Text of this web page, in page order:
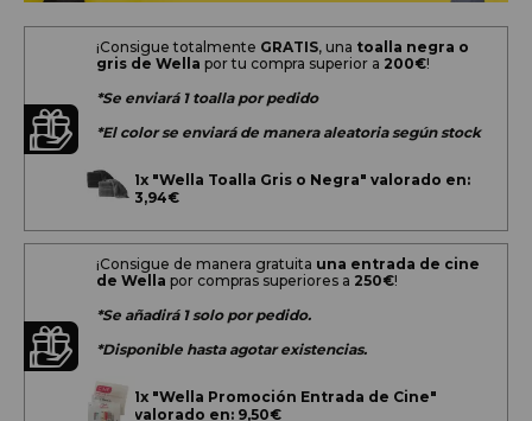
¡Consigue totalmente GRATIS, una toalla negra o
gris de Wella por tu compra superior a 200€!
*Se enviará 1 toalla por pedido
*El color se enviará de manera aleatoria según stock
1x "Wella Toalla Gris o Negra" valorado en:
3,94€
¡Consigue de manera gratuita una entrada de cine
de Wella por compras superiores a 250€!
*Se añadirá 1 solo por pedido.
*Disponible hasta agotar existencias.
1x "Wella Promoción Entrada de Cine"
valorado en: 9,50€